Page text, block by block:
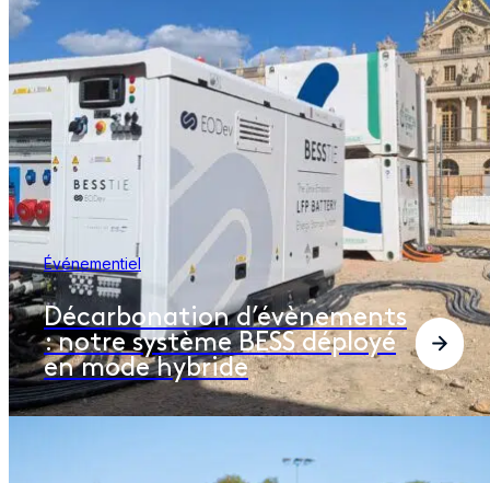
Événementiel
Décarbonation d’évènements
: notre système BESS déployé
en mode hybride